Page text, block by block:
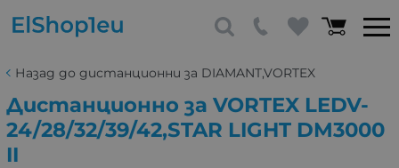
Назад до дистанционни за DIAMANT,VORTEX
Дистанционно за VORTEX LEDV-
24/28/32/39/42,STAR LIGHT DM3000
II